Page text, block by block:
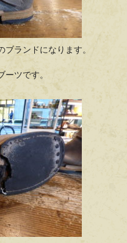
ランドになります。
ツです。